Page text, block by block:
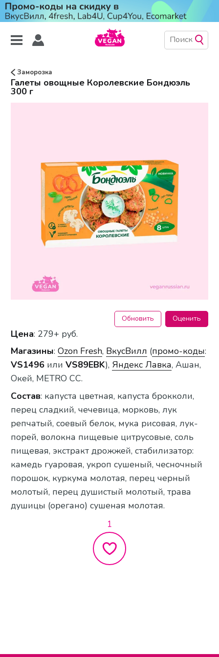
Заморозка
Галеты овощные Королевские Бондюэль
300 г
Обновить Оценить
Цена: 279+ руб.
Магазины:Ozon Fresh, ВкусВилл (промо-коды:
VS1496 или VS89EBK), Яндекс Лавка, Ашан,
Окей, METRO CC.
Состав: капуста цветная, капуста брокколи,
перец сладкий, чечевица, морковь, лук
репчатый, соевый белок, мука рисовая, лук-
порей, волокна пищевые цитрусовые, соль
пищевая, экстракт дрожжей, стабилизатор:
камедь гуаровая, укроп сушеный, чесночный
порошок, куркума молотая, перец черный
молотый, перец душистый молотый, трава
душицы (орегано) сушеная молотая.
1